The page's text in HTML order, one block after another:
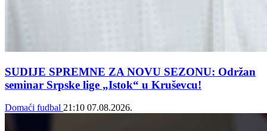
SUDIJE SPREMNE ZA NOVU SEZONU: Održan
seminar Srpske lige „Istok“ u Kruševcu!
Domaći fudbal 21:10 07.08.2026.